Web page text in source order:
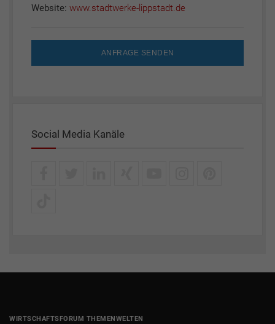
Website: www.stadtwerke-lippstadt.de
ANFRAGE SENDEN
Social Media Kanäle
WIRTSCHAFTSFORUM THEMENWELTEN